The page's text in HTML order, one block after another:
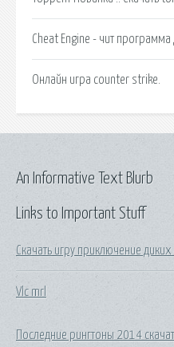
Cheat Engine - чит программа
Онлайн игра counter strike.
Links to Important Stuff
Скачать игру приключение
Vlc mrl
Последние рингтоны 2014
An Informative Text Blurb